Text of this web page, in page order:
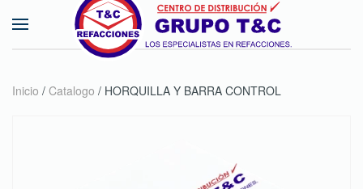
Skip to main content
Inicio / Catalogo / HORQUILLA Y BARRA CONTROL